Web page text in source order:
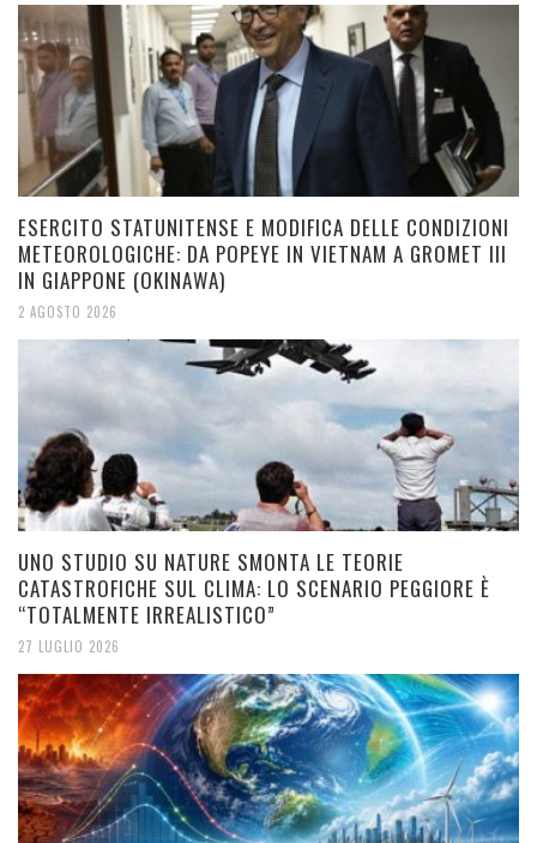
ESERCITO STATUNITENSE E MODIFICA DELLE CONDIZIONI
METEOROLOGICHE: DA POPEYE IN VIETNAM A GROMET III
IN GIAPPONE (OKINAWA)
2 AGOSTO 2026
UNO STUDIO SU NATURE SMONTA LE TEORIE
CATASTROFICHE SUL CLIMA: LO SCENARIO PEGGIORE È
“TOTALMENTE IRREALISTICO”
27 LUGLIO 2026